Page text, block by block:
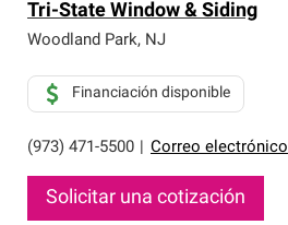
Tri-State Window & Siding
Woodland Park, NJ
(973) 471-5500 Correo electrónico
Financiación disponible
Solicitar una cotización